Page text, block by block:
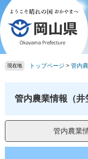
ペ
ー
ジ
の
先
頭
メ
ニ
ュ
ー
を
飛
現在地 トップページ > 管内
管内農業情報（井
管内農業